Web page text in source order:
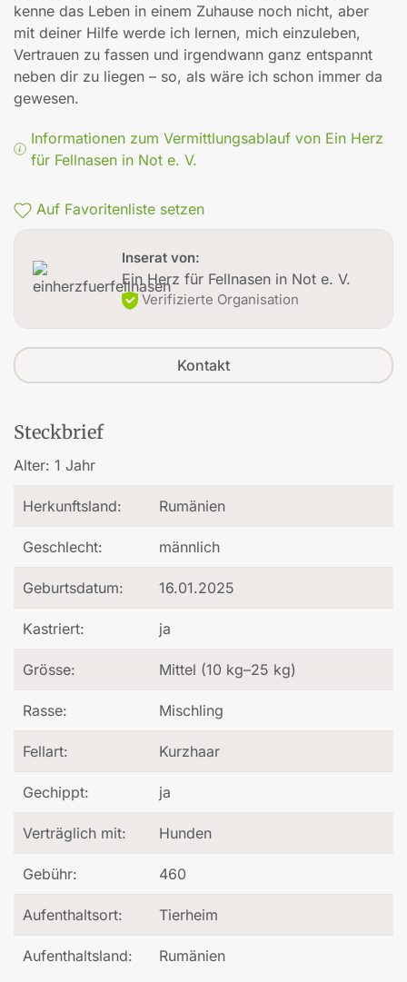
kenne das Leben in einem Zuhause noch nicht, aber
mit deiner Hilfe werde ich lernen, mich einzuleben,
Vertrauen zu fassen und irgendwann ganz entspannt
neben dir zu liegen – so, als wäre ich schon immer da
gewesen.
Informationen zum Vermittlungsablauf von Ein Herz
für Fellnasen in Not e. V.
Auf Favoritenliste setzen
Inserat von:
Ein Herz für Fellnasen in Not e. V.
Verifizierte Organisation
Kontakt
Steckbrief
Alter: 1 Jahr
Herkunftsland: Rumänien
Geschlecht: männlich
Geburtsdatum: 16.01.2025
Kastriert: ja
Grösse: Mittel (10 kg–25 kg)
Rasse: Mischling
Fellart: Kurzhaar
Gechippt: ja
Verträglich mit: Hunden
Gebühr: 460
Aufenthaltsort: Tierheim
Aufenthaltsland: Rumänien